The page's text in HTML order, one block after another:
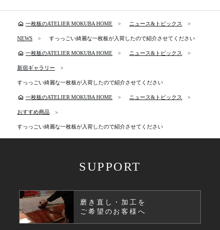
home 一枚板のATELIER MOKUBA HOME ニュース&トピックス
NEWS すっっごい綺麗な一枚板が入荷したので紹介させてください
home 一枚板のATELIER MOKUBA HOME ニュース&トピックス
新宿ギャラリー
すっっごい綺麗な一枚板が入荷したので紹介させてください
home 一枚板のATELIER MOKUBA HOME ニュース&トピックス
おすすめ商品
すっっごい綺麗な一枚板が入荷したので紹介させてください
SUPPORT
磨き直し・加工を
ご希望のお客様へ